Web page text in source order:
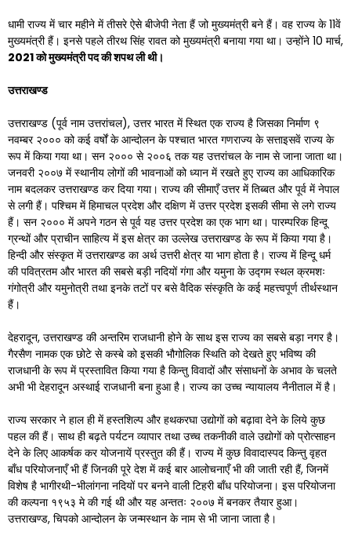
धामी राज्य में चार महीने में तीसरे ऐसे बीजेपी नेता हैं जो मुख्यमंत्री बने हैं। वह राज्य के 11वें
मुख्यमंत्री हैं। इनसे पहले तीरथ सिंह रावत को मुख्यमंत्री बनाया गया था। उन्होंने 10 मार्च,
2021 को मुख्यमंत्री पद की शपथ ली थी।
उत्तराखण्ड
उत्तराखण्ड (पूर्व नाम उत्तरांचल), उत्तर भारत में स्थित एक राज्य है जिसका निर्माण ९
नवम्बर २००० को कई वर्षों के आन्दोलन के पश्चात भारत गणराज्य के सत्ताइसवें राज्य के
रूप में किया गया था। सन २००० से २००६ तक यह उत्तरांचल के नाम से जाना जाता था।
जनवरी २००७ में स्थानीय लोगों की भावनाओं को ध्यान में रखते हुए राज्य का आधिकारिक
नाम बदलकर उत्तराखण्ड कर दिया गया। राज्य की सीमाएँ उत्तर में तिब्बत और पूर्व में नेपाल
से लगी हैं। पश्चिम में हिमाचल प्रदेश और दक्षिण में उत्तर प्रदेश इसकी सीमा से लगे राज्य
हैं। सन २००० में अपने गठन से पूर्व यह उत्तर प्रदेश का एक भाग था। पारम्परिक हिन्दू
ग्रन्थों और प्राचीन साहित्य में इस क्षेत्र का उल्लेख उत्तराखण्ड के रूप में किया गया है।
हिन्दी और संस्कृत में उत्तराखण्ड का अर्थ उत्तरी क्षेत्र या भाग होता है। राज्य में हिन्दू धर्म
की पवित्रतम और भारत की सबसे बड़ी नदियों गंगा और यमुना के उद्गम स्थल क्रमशः
गंगोत्री और यमुनोत्री तथा इनके तटों पर बसे वैदिक संस्कृति के कई महत्त्वपूर्ण तीर्थस्थान
हैं।
देहरादून, उत्तराखण्ड की अन्तरिम राजधानी होने के साथ इस राज्य का सबसे बड़ा नगर है।
गैरसैण नामक एक छोटे से कस्बे को इसकी भौगोलिक स्थिति को देखते हुए भविष्य की
राजधानी के रूप में प्रस्तावित किया गया है किन्तु विवादों और संसाधनों के अभाव के चलते
अभी भी देहरादून अस्थाई राजधानी बना हुआ है। राज्य का उच्च न्यायालय नैनीताल में है।
राज्य सरकार ने हाल ही में हस्तशिल्प और हथकरघा उद्योगों को बढ़ावा देने के लिये कुछ
पहल की हैं। साथ ही बढ़ते पर्यटन व्यापार तथा उच्च तकनीकी वाले उद्योगों को प्रोत्साहन
देने के लिए आकर्षक कर योजनायें प्रस्तुत की हैं। राज्य में कुछ विवादास्पद किन्तु वृहत
बाँध परियोजनाएँ भी हैं जिनकी पूरे देश में कई बार आलोचनाएँ भी की जाती रही हैं, जिनमें
विशेष है भागीरथी-भीलांगना नदियों पर बनने वाली टिहरी बाँध परियोजना। इस परियोजना
की कल्पना १९५३ मे की गई थी और यह अन्ततः २००७ में बनकर तैयार हुआ।
उत्तराखण्ड, चिपको आन्दोलन के जन्मस्थान के नाम से भी जाना जाता है।